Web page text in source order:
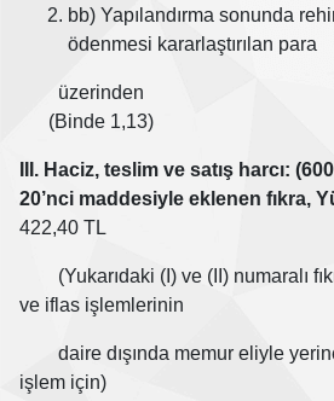
bb) Yapılandırma sonunda
ödenmesi kararlaştırılan para
(Binde 1,13)
III. Haciz, teslim ve satış harcı:
20’nci maddesiyle eklenen fıkra,
422,40 TL
(Yukarıdaki (I) ve (II) numaralı
ve iflas işlemlerinin
daire dışında memur eliyle
işlem için)